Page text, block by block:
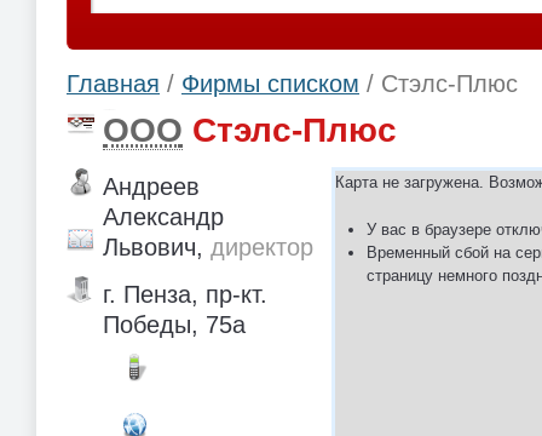
Главная / Фирмы списком / Стэлс-Плюс
ООО Стэлс-Плюс
Карта не загружена.
У вас в браузере
Временный сбой на
страницу немного
Андреев
Александр
Львович, директор
г. Пенза, пр-кт.
Победы, 75а